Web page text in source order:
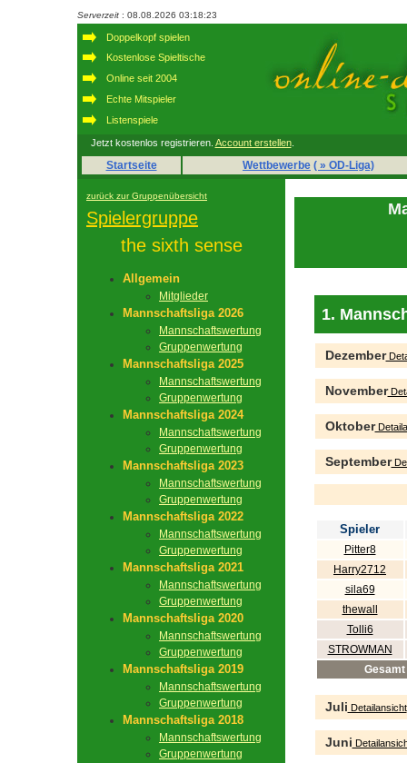
Serverzeit : 08.08.2026 03:18:23
Doppelkopf spielen
Kostenlose Spieltische
Online seit 2004
Echte Mitspieler
Listenspiele
Jetzt kostenlos registrieren. Account erstellen.
Startseite Wettbewerbe ( » OD-Liga)
zurück zur Gruppenübersicht
Spielergruppe
the sixth sense
Allgemein
Mitglieder
Mannschaftsliga 2026
Mannschaftswertung
Gruppenwertung
Mannschaftsliga 2025
Mannschaftswertung
Gruppenwertung
Mannschaftsliga 2024
Mannschaftswertung
Gruppenwertung
Mannschaftsliga 2023
Mannschaftswertung
Gruppenwertung
Mannschaftsliga 2022
Mannschaftswertung
Gruppenwertung
Mannschaftsliga 2021
Mannschaftswertung
Gruppenwertung
Mannschaftsliga 2020
Mannschaftswertung
Gruppenwertung
Mannschaftsliga 2019
Mannschaftswertung
Gruppenwertung
Mannschaftsliga 2018
Mannschaftswertung
Gruppenwertung
1.
Dezember
November
Oktober
September
Spieler
Pitter8
Harry2712
sila69
thewall
Tolli6
STROWMAN
Gesamt
Juli Detailansicht
Juni